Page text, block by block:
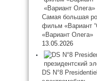
Самая большая
фильм «Вариант
«Вариант Олега»
13.05.2026
DS N°8